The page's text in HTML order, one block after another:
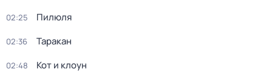
02:25 Пилюля
02:36 Таракан
02:48 Кот и клоун